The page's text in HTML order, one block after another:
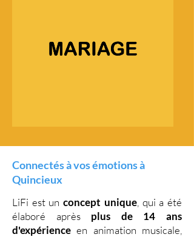
Connectés à vos émotions à
Quincieux
LiFi est unconcept unique, qui a été
élaboré après plus de 14 ans
d'expérience en animation musicale,